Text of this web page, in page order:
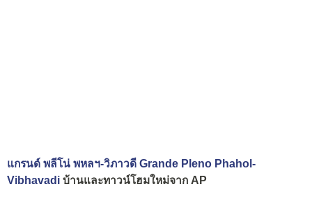
แกรนด์ พลีโน่ พหลฯ-วิภาวดี Grande Pleno Phahol-
Vibhavadi บ้านและทาวน์โฮมใหม่จาก AP